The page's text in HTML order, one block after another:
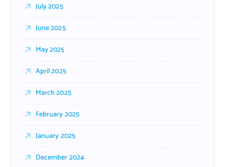
July 2025
June 2025
May 2025
April 2025
March 2025
February 2025
January 2025
December 2024